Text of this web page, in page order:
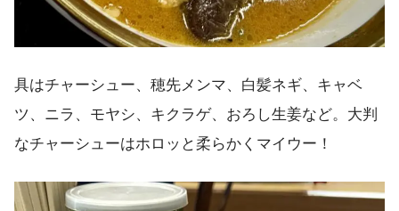
具はチャーシュー、穂先メンマ、白髪ネギ、キャベ
ツ、ニラ、モヤシ、キクラゲ、おろし生姜など。大判
なチャーシューはホロッと柔らかくマイウー！